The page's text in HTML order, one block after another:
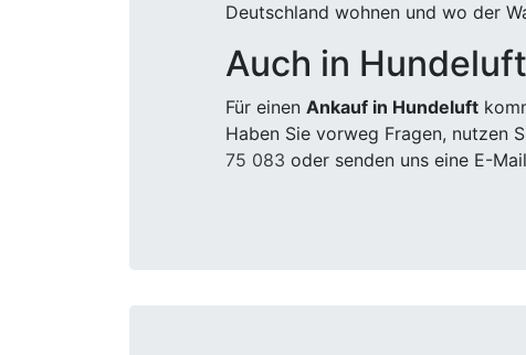
Deutschland wohnen und wo der
Auch in Hundeluft
Für einen Ankauf in Hundeluft
Haben Sie vorweg Fragen, nutzen
75 083 oder senden uns eine E-